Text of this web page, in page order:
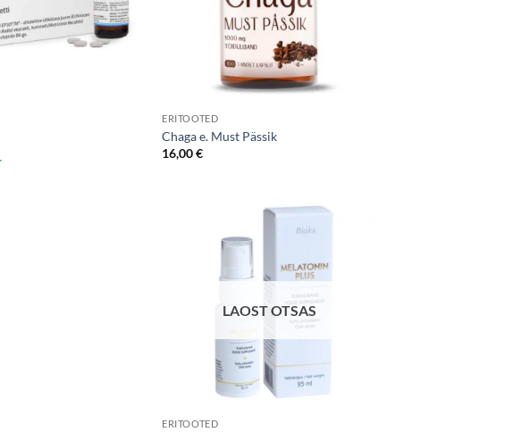
ERITOOTED
Chaga e. Must Pässik
16,00€
LAOST OTSAS
ERITOOTED